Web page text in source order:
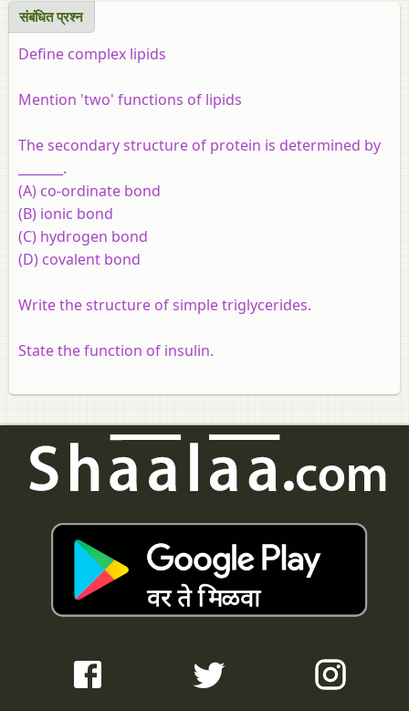
संबंधित प्रश्‍न
Define complex lipids
Mention 'two' functions of lipids
The secondary structure of protein is determined by
_______.
(A) co-ordinate bond
(B) ionic bond
(C) hydrogen bond
(D) covalent bond
Write the structure of simple triglycerides.
State the function of insulin.